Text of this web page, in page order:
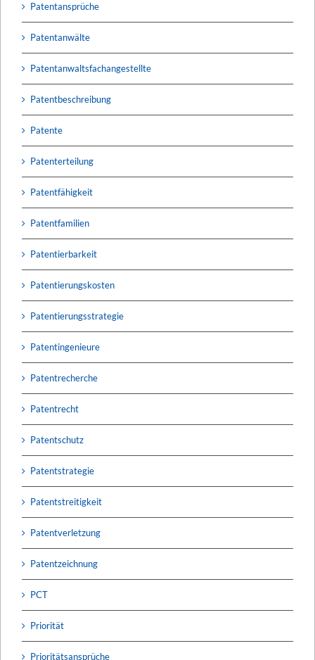
Patentansprüche
Patentanwälte
Patentanwaltsfachangestellte
Patentbeschreibung
Patente
Patenterteilung
Patentfähigkeit
Patentfamilien
Patentierbarkeit
Patentierungskosten
Patentierungsstrategie
Patentingenieure
Patentrecherche
Patentrecht
Patentschutz
Patentstrategie
Patentstreitigkeit
Patentverletzung
Patentzeichnung
PCT
Priorität
Prioritätsansprüche